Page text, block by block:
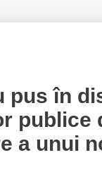
pus în
publice
a unui